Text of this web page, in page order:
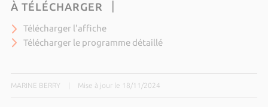
À TÉLÉCHARGER
Télécharger l'affiche
Télécharger le programme détaillé
MARINE BERRY Mise à jour le 18/11/2024